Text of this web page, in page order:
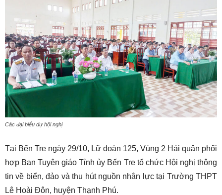
Các đại biểu dự hội nghị
Tại Bến Tre ngày 29/10, Lữ đoàn 125, Vùng 2 Hải quân phối
hợp Ban Tuyên giáo Tỉnh ủy Bến Tre tổ chức Hội nghị thông
tin về biển, đảo và thu hút nguồn nhân lực tại Trường THPT
Lê Hoài Đôn, huyện Thạnh Phú.